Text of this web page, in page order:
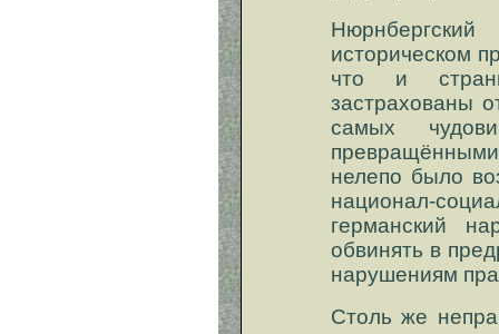
историческом
что и
застрахованы
самых
нелепо было
национал-
германский
обвинять в
нарушениям
Столь же